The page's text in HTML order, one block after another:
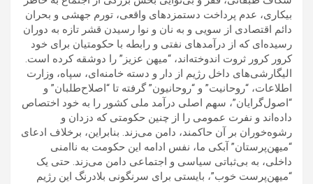
بیکاری، عدم پرداخت دستمزدهای واقعی، تورم جهشی و بحران
دائم اقتصادی از سویی و به نان و نوا رسیدن قشر تازه به دوران
رسیده‌ای که از درآمدهای نفتی و رابطه با حکومتیان برای خود
کرور کرور ثروت اندوخته‌اند، “میهن عزیز” را دوشقه کرده است.
الیگارشی‌های داخل رژیم از دار و دسته خامنه‌ای، سپاه، وزارت
اطلاعات، “روحانیت” و “روحانیون” گرفته تا “اصلاح‌طلبان” و
“اصول‌گرایان”، سهم اصلی درآمد ملی کشور را به خود اختصاص
داده‌اند و نفرت عمومی را از چنین حکومتی که دزدان و
رشوه‌خوران بر آن حاکمند، دامن می‌زند. بنابراین، برخلاف ادعای
“میهن‌پرستان” آبکی ما، نفس ادامه این حکومت به ناامنی
داخلی، به بی‌ثباتی سیاسی و اجتماعی دامن می‌زند. حتی یک
“میهن‌پرست خوب”، بایستی برای سرنگونی بلادرنگ این رژیم